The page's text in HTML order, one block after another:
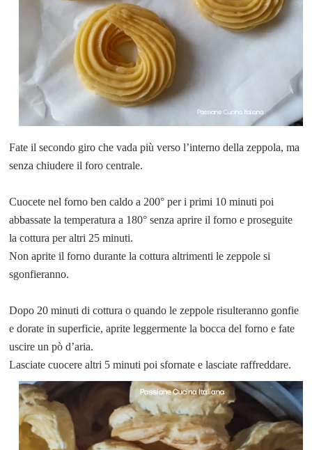
Fate il secondo giro che vada più verso l’interno della zeppola, ma
senza chiudere il foro centrale.
Cuocete nel forno ben caldo a 200° per i primi 10 minuti poi
abbassate la temperatura a 180° senza aprire il forno e proseguite
la cottura per altri 25 minuti.
Non aprite il forno durante la cottura altrimenti le zeppole si
sgonfieranno.
Dopo 20 minuti di cottura o quando le zeppole risulteranno gonfie
e dorate in superficie, aprite leggermente la bocca del forno e fate
uscire un pò d’aria.
Lasciate cuocere altri 5 minuti poi sfornate e lasciate raffreddare.